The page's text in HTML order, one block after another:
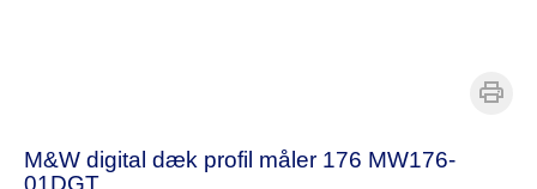
M&W digital dæk profil måler 176 MW176-
01DGT